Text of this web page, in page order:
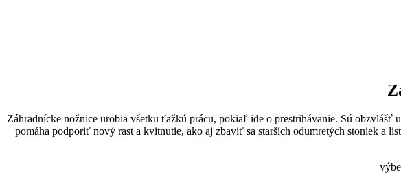
Záhradnícke nožnice urobia všetku ťažkú prácu, pokiaľ ide o prestrihávanie. Sú obzvlášť
pomáha podporiť nový rast a kvitnutie, ako aj zbaviť sa starších odumretých stoniek a